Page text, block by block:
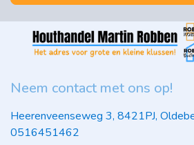
Neem contact met ons op!
Heerenveenseweg 3, 8421PJ,
0516451462